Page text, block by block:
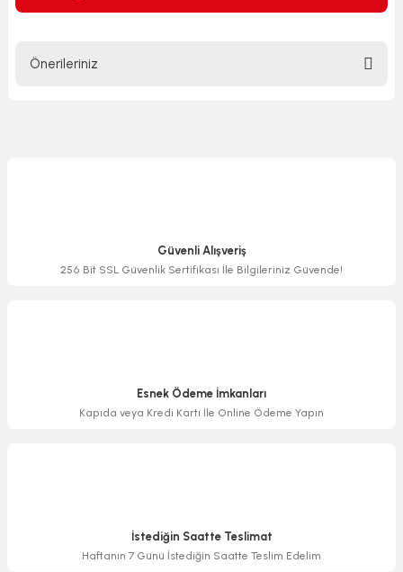
Önerileriniz
Ürün bilgilerinde hatalar bulunuyor.
Güvenli Alışveriş
256 Bit SSL Güvenlik Sertifikası İle Bilgileriniz Güvende!
Esnek Ödeme İmkanları
Kapıda veya Kredi Kartı İle Online Ödeme Yapın
İstediğin Saatte Teslimat
Haftanın 7 Günü İstediğin Saatte Teslim Edelim